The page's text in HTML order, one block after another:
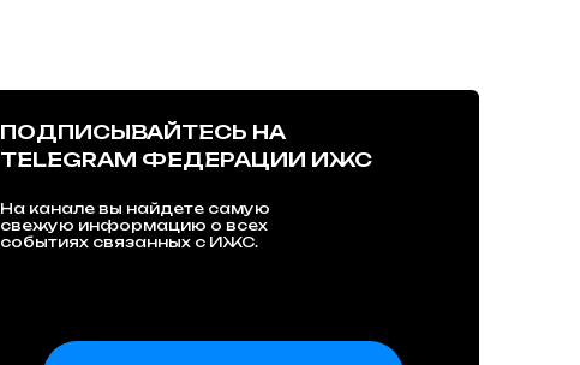
На канале вы найдете самую
свежую информацию о всех
событиях связанных с ИЖС.
ПОДПИСЫВАЙТЕСЬ НА
TELEGRAM ФЕДЕРАЦИИ ИЖС